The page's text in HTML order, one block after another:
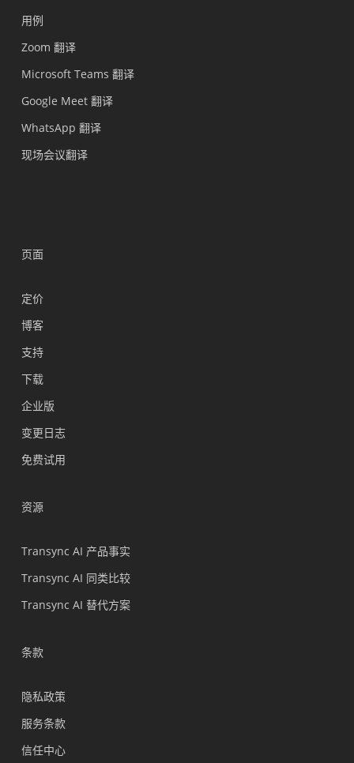
用例
Zoom 翻译
Microsoft Teams 翻译
Google Meet 翻译
WhatsApp 翻译
现场会议翻译
页面
定价
博客
支持
下载
企业版
变更日志
免费试用
资源
Transync AI 产品事实
Transync AI 同类比较
Transync AI 替代方案
条款
隐私政策
服务条款
信任中心